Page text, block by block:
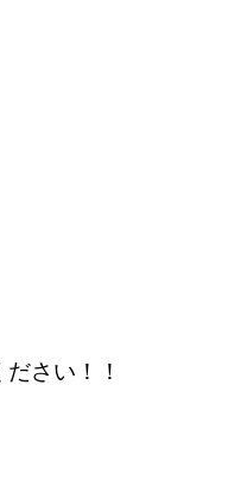
さい！！